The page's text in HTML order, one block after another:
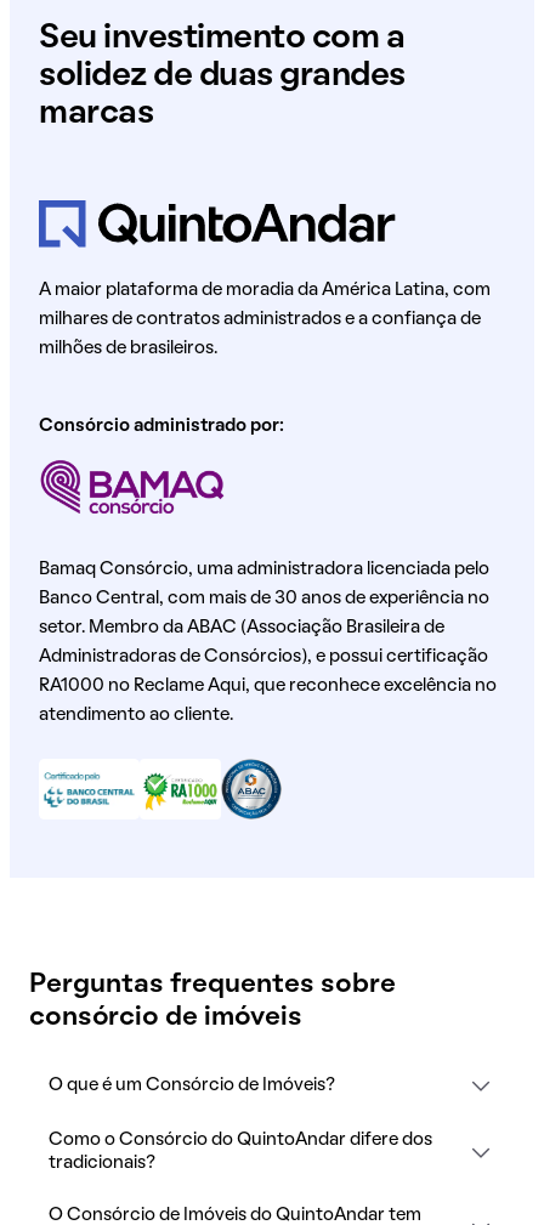
Seu investimento com a
solidez de duas grandes
marcas
A maior plataforma de moradia da América Latina, com
milhares de contratos administrados e a confiança de
milhões de brasileiros.
Consórcio administrado por:
Bamaq Consórcio, uma administradora licenciada pelo
Banco Central, com mais de 30 anos de experiência no
setor. Membro da ABAC (Associação Brasileira de
Administradoras de Consórcios), e possui certificação
RA1000 no Reclame Aqui, que reconhece excelência no
atendimento ao cliente.
Perguntas frequentes sobre
consórcio de imóveis
O que é um Consórcio de Imóveis?
Como o Consórcio do QuintoAndar difere dos
tradicionais?
O Consórcio de Imóveis do QuintoAndar tem